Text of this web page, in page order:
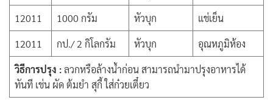
12011
1000 กรัม หัวบุก
แช่เย็น
12011
กป./ 2 กิโลกรัม หัวบุก
อุณหภูมิห้อง
วิธีการปรุง :ลวกหรือล้างน้ำก่อน สามารถนำมาปรุงอาหารได้
ทันที เช่น ผัด ต้มยำ สุกี้ ใส่ก๋วยเตี๋ยว